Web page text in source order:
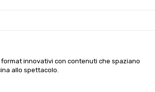
innovativi con contenuti che spaziano
allo spettacolo.